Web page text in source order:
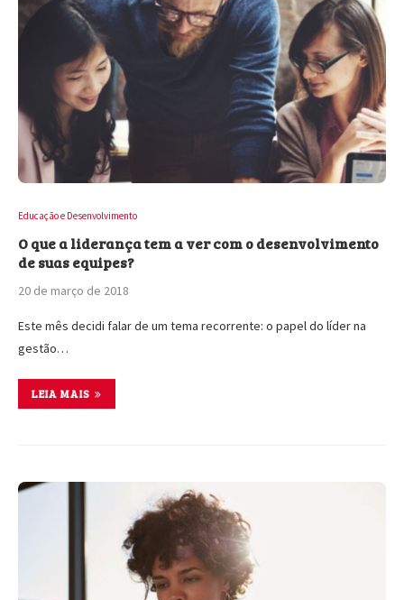
Educação e Desenvolvimento
O que a liderança tem a ver com o desenvolvimento
de suas equipes?
20 de março de 2018
Este mês decidi falar de um tema recorrente: o papel do líder na
gestão…
LEIA MAIS